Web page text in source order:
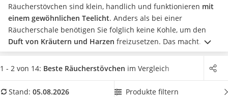
E-Bike-Dreirad
Trekkingschuhe Herren
Reisetasche mit Rollen
Klimmzugstation
Koffer
Nachtsichtgerät
Handgepäck-Koffer
Räucherstövchen sind klein, handlich und funktionieren mit
einem gewöhnlichen Teelicht. Anders als bei einer
Räucherschale benötigen Sie folglich keine Kohle, um den
Duft von Kräutern und Harzen freizusetzen. Das macht
Räucherstövchen besonders alltagstauglich, weshalb sie laut
verschiedenen Online-Tests wesentlich öfter genutzt werden
Vergleichstabelle ein
Räucherstövchen aus Naturmaterialien
1 - 2 von 14: Beste Räucherstövchen im Vergleich
Stand: 05.08.2026 Produkte filtern